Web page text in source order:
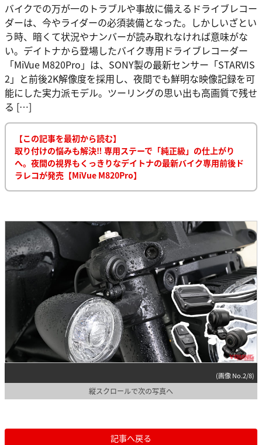
バイクでの万が一のトラブルや事故に備えるドライブレコー
ダーは、今やライダーの必須装備となった。しかしいざとい
う時、暗くて状況やナンバーが読み取れなければ意味がな
い。デイトナから登場したバイク専用ドライブレコーダー
「MiVue M820Pro」は、SONY製の最新センサー「STARVIS
2」と前後2K解像度を採用し、夜間でも鮮明な映像記録を可
能にした実力派モデル。ツーリングの思い出も高画質で残せ
る […]
【この記事を最初から読む】
取り付けの悩みも解決‼ 専用ステーで「純正級」の仕上がり
へ。夜間の視界もくっきりなデイトナの最新バイク専用前後ド
ラレコが発売【MiVue M820Pro】
(画像 No.2/8)
縦スクロールで次の写真へ
記事へ戻る